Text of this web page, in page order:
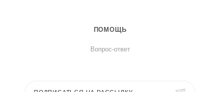
ПОМОЩЬ
Вопрос-ответ